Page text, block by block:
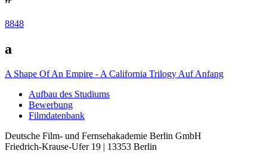
8848
a
A Shape Of An Empire - A California TrilogyAuf Anfang
Auf­bau des Stu­di­ums
Bewer­bung
Film­da­ten­bank
Deutsche Film- und Fernseh­akademie Berlin GmbH
Friedrich-Krause-Ufer 19 | 13353 Berlin